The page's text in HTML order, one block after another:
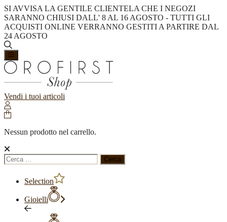
SI AVVISA LA GENTILE CLIENTELA CHE I NEGOZI
SARANNO CHIUSI DALL' 8 AL 16 AGOSTO - TUTTI GLI
ACQUISTI ONLINE VERRANNO GESTITI A PARTIRE DAL
24 AGOSTO
Vendi i tuoi articoli
Nessun prodotto nel carrello.
Ricerca
per:
Selection
Gioielli